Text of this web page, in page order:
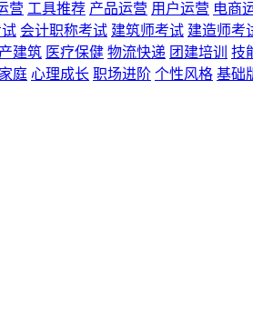
营 工具推荐 产品运营 用户运营 电商
会计职称考试 建筑师考试 建造师考
建筑 医疗保健 物流快递 团建培训 技
庭 心理成长 职场进阶 个性风格 基础